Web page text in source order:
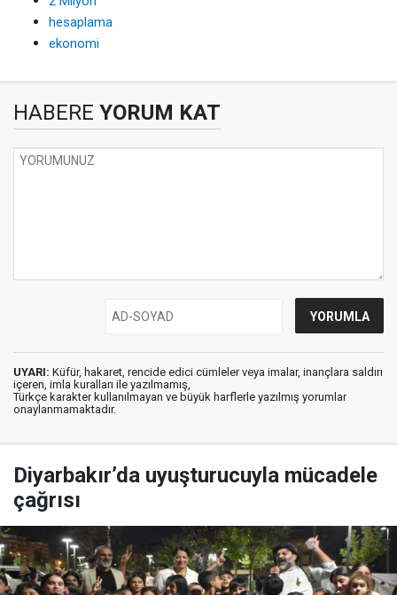
hesaplama
ekonomi
HABERE YORUM KAT
UYARI: Küfür, hakaret, rencide edici cümleler veya imalar, inançlara saldırı
içeren, imla kuralları ile yazılmamış,
Türkçe karakter kullanılmayan ve büyük harflerle yazılmış yorumlar
onaylanmamaktadır.
Diyarbakır’da uyuşturucuyla mücadele
çağrısı